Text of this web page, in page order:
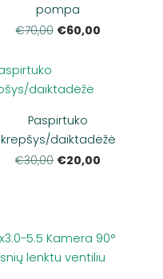
pompa
€70,00 €60,00
Paspirtuko
krepšys/daiktadėžė
€30,00 €20,00